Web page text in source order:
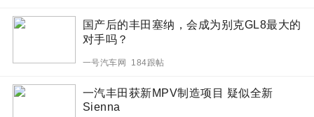
国产后的丰田塞纳，会成为别克GL8最大的
对手吗？
一号汽车网 184跟帖
一汽丰田获新MPV制造项目 疑似全新
Sienna